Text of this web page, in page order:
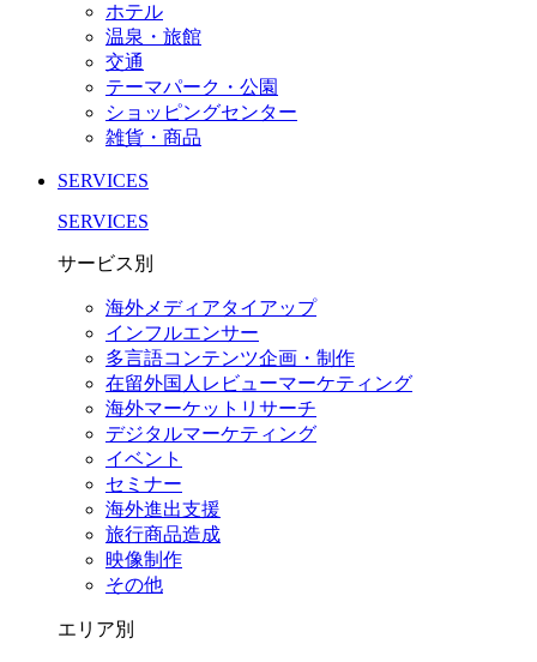
ホテル
温泉・旅館
交通
テーマパーク・公園
ショッピングセンター
雑貨・商品
SERVICES
SERVICES
サービス別
海外メディアタイアップ
インフルエンサー
多言語コンテンツ企画・制作
在留外国⼈レビューマーケティング
海外マーケットリサーチ
デジタルマーケティング
イベント
セミナー
海外進出支援
旅行商品造成
映像制作
その他
エリア別